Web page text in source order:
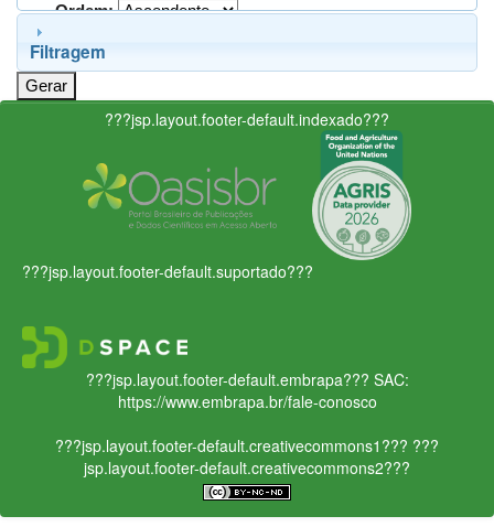
Ordem:
Filtragem
???jsp.layout.footer-default.indexado???
???jsp.layout.footer-default.suportado???
???jsp.layout.footer-default.embrapa??? SAC:
https://www.embrapa.br/fale-conosco
???jsp.layout.footer-default.creativecommons1??? ???
jsp.layout.footer-default.creativecommons2???